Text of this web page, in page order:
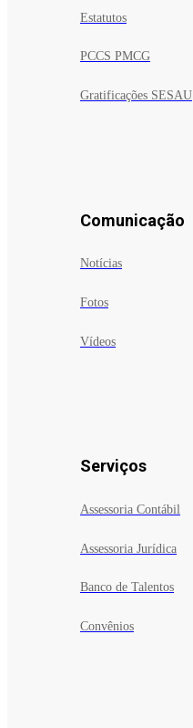
Estatutos
PCCS PMCG
Gratificações SESAU
Comunicação
Notícias
Fotos
Vídeos
Serviços
Assessoria Contábil
Assessoria Jurídica
Banco de Talentos
Convênios